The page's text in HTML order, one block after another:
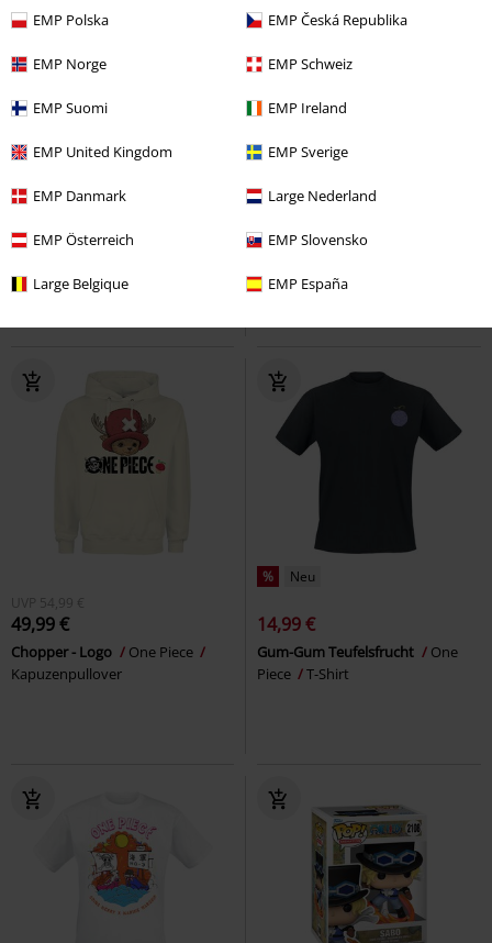
EMP Polska EMP Česká Republika
EMP Norge EMP Schweiz
EMP Suomi EMP Ireland
EMP United Kingdom EMP Sverige
EMP Danmark Large Nederland
EMP Österreich EMP Slovensko
Large Belgique EMP España
-15%
19,99 €
16,99 €
Going Merry One Piece
-20%
UVP
11,99 €
Monkey D. Luffy
UVP 54,99 €
49,99 €
Chopper - Logo
One Piece
Kapuzenpullover
% Neu
14,99 €
Gum-Gum Teufelsfrucht
One
Piece
T-Shirt